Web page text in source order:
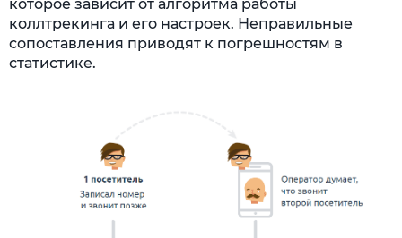
которое зависит от алгоритма работы
коллтрекинга и его настроек. Неправильные
сопоставления приводят к погрешностям в
статистике.